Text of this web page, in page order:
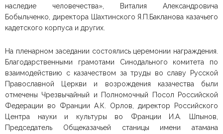
наследие человечества», Виталия Александровича
Бобыльченко, директора Шахтинского Я.П.Бакланова казачьего
кадетского корпуса и других.
На пленарном заседании состоялись церемонии награждения.
Благодарственными грамотами Синодального комитета по
взаимодействию с казачеством за труды во славу Русской
Православной Церкви и возрождения казачества были
отмечены Чрезвычайный и Полномочный Посол Российской
Федерации во Франции А.К. Орлов, директор Российского
Центра науки и культуры во Франции И.А. Шпынов,
Председатель Общеказачьей станицы имени атамана